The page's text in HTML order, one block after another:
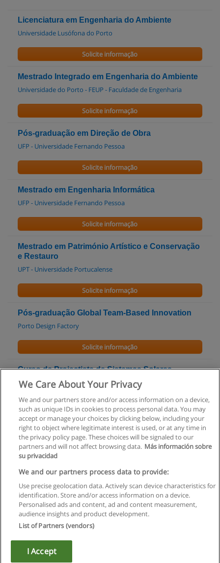
Licenciatura em Engenharia do Ambiente
Universidade Lusófona do Porto
Solicite informação
Mestrado Integrado em Engenharia do Ambiente
Universidade do Porto - FEUP - Faculdade de Engenharia
Solicite informação
Pós-graduação em Direção de Obra
UFP - Universidade Fernando Pessoa
Solicite informação
Mestrado em Engenharia Informática
UFP - Universidade Fernando Pessoa
Solicite informação
Mestrado em Património Artístico e Conservação
e Restauro
UPT - Universidade Portucalense
Solicite informação
Pós-graduação Global Team-Based Innovation
Porto Design Factory
Solicite informação
Curso de Projectista de Sistemas Solares
Fotovoltaicos
Geprix - Gestão e Engenharia da Prevenção, Lda
Solicite informação
Regras de uso
Privacidade de dados
Entrar em contato com Educaedu
Copyright © Educaedu Business S.L. - CIF : B-95610580: -
We Care About Your Privacy
We and our partners store and/or access information on a device,
such as unique IDs in cookies to process personal data. You may
accept or manage your choices by clicking below, including your
right to object where legitimate interest is used, or at any time in
the privacy policy page. These choices will be signaled to our
partners and will not affect browsing data. Más información sobre
su privacidad
We and our partners process data to provide:
Use precise geolocation data. Actively scan device characteristics for
identification. Store and/or access information on a device.
Personalised ads and content, ad and content measurement,
audience insights and product development.
List of Partners (vendors)
I Accept